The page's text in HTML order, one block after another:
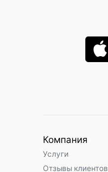
Компания
Услуги
Отзывы клиентов